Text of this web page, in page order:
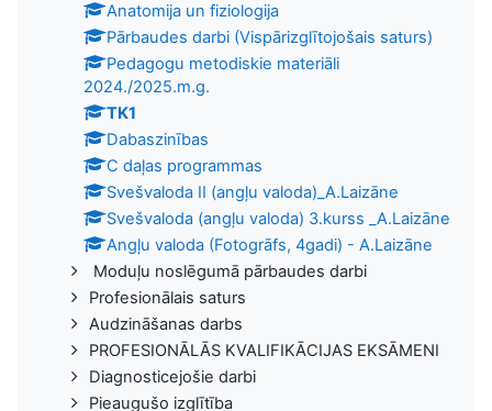
Anatomija un fiziologija
Pārbaudes darbi (Vispārizglītojošais saturs)
Pedagogu metodiskie materiāli
2024./2025.m.g.
TK1
Dabaszinības
C daļas programmas
Svešvaloda II (angļu valoda)_A.Laizāne
Svešvaloda (angļu valoda) 3.kurss _A.Laizāne
Angļu valoda (Fotogrāfs, 4gadi) - A.Laizāne
Moduļu noslēgumā pārbaudes darbi
Profesionālais saturs
Audzināšanas darbs
PROFESIONĀLĀS KVALIFIKĀCIJAS EKSĀMENI
Diagnosticejošie darbi
Pieaugušo izglītība